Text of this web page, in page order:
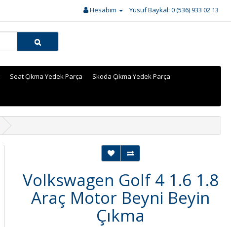
Hesabım Yusuf Baykal: 0 (536) 933 02 13
Seat Çıkma Yedek Parça Skoda Çıkma Yedek Parça
Volkswagen Golf 4 1.6 1.8
Araç Motor Beyni Beyin
Çıkma